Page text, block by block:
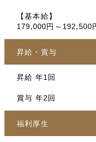
【基本給】
179,000円～
昇給・賞与
昇給 年1回
賞与 年2回
福利厚生